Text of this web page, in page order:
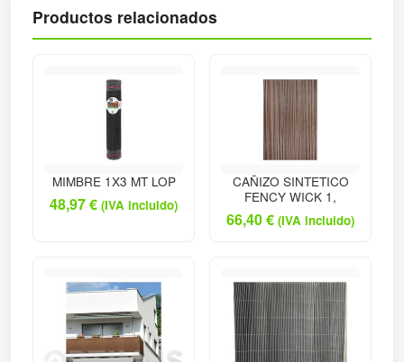
Productos relacionados
MIMBRE 1X3 MT LOP
48,97€ (IVA incluido)
CAÑIZO SINTETICO
FENCY WICK 1,
66,40€ (IVA incluido)